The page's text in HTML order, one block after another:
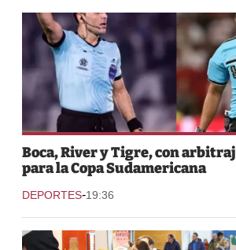
Boca, River y Tigre, con
para la Copa Sudamericana
DEPORTES-19:36